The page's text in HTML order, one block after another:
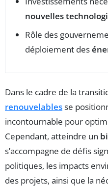
nouvelles
Rôle des
déploiement des
Dans le cadre de la
renouvelablesse
incontournable pour
Cependant, atteindre un
s’accompagne de défis
politiques, les impacts
des projets, ainsi que la